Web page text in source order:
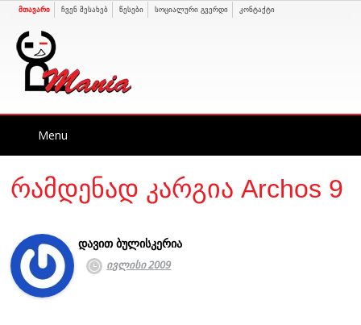
მთავარი ჩვენ შესახებ წესები სოციალური გვერდი კონტაქტი
Menu
რამდენად კარგია Archos 9
დავით ბულისკერია
ივლისი 2009